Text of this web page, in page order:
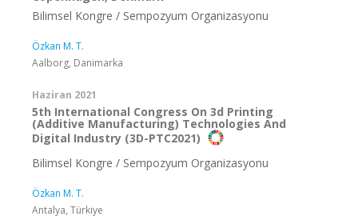
Bilimsel Kongre / Sempozyum Organizasyonu
Özkan M. T.
Aalborg, Danimarka
Haziran 2021
5th International Congress On 3d Printing
(Additive Manufacturing) Technologies And
Digital Industry (3D-PTC2021)
Bilimsel Kongre / Sempozyum Organizasyonu
Özkan M. T.
Antalya, Türkiye